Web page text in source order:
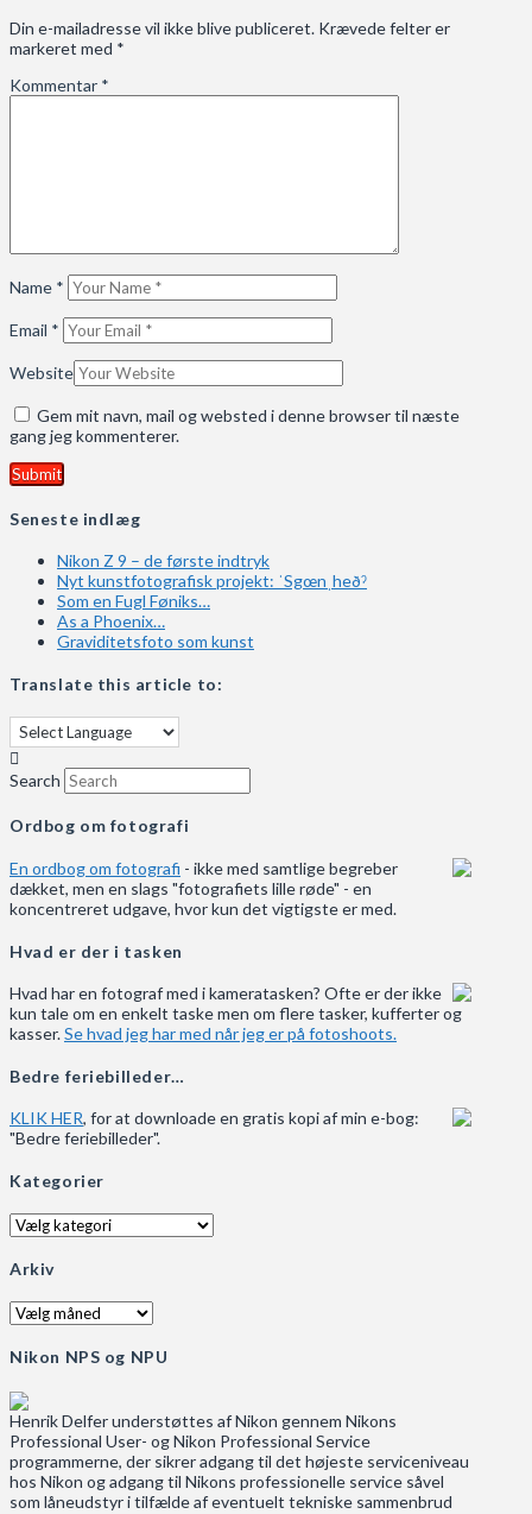
Din e-mailadresse vil ikke blive publiceret. Krævede felter er
markeret med *
Kommentar *
Name *
Email *
Website
Gem mit navn, mail og websted i denne browser til næste
gang jeg kommenterer.
Seneste indlæg
Nikon Z 9 – de første indtryk
Nyt kunstfotografisk projekt: ˈSgœnˌheðˀ
Som en Fugl Føniks…
As a Phoenix…
Graviditetsfoto som kunst
Translate this article to:
Search
Ordbog om fotografi
En ordbog om fotografi - ikke med samtlige begreber
dækket, men en slags "fotografiets lille røde" - en
koncentreret udgave, hvor kun det vigtigste er med.
Hvad er der i tasken
Hvad har en fotograf med i kameratasken? Ofte er der ikke
kun tale om en enkelt taske men om flere tasker, kufferter og
kasser.Se hvad jeg har med når jeg er på fotoshoots.
Bedre feriebilleder…
KLIK HER, for at downloade en gratis kopi af min e-bog:
"Bedre feriebilleder".
Kategorier
Kategorier
Arkiv
Arkiv
Nikon NPS og NPU
Henrik Delfer understøttes af Nikon gennem Nikons
Professional User- og Nikon Professional Service
programmerne, der sikrer adgang til det højeste serviceniveau
hos Nikon og adgang til Nikons professionelle service såvel
som låneudstyr i tilfælde af eventuelt tekniske sammenbrud